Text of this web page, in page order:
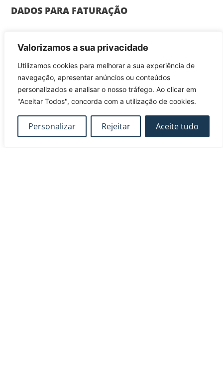
Valorizamos a sua privacidade
Utilizamos cookies para melhorar a sua experiência de
navegação, apresentar anúncios ou conteúdos
personalizados e analisar o nosso tráfego. Ao clicar em
"Aceitar Todos", concorda com a utilização de cookies.
Personalizar Rejeitar Aceite tudo
DADOS PARA FATURAÇÃO
Nome Completo*
Morada *
Código Postal*